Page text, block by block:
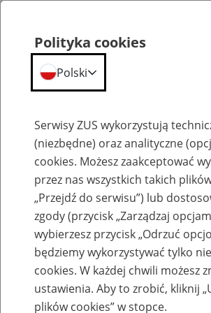
Emerytury
Baza zlikwidowanych
przekształconych
Polityka cookies
Polski
Serwisy ZUS wykorzystują
(niezbędne) oraz analityczne
cookies. Możesz zaakceptować
przez nas wszystkich takich
„Przejdź do serwisu”) lub
zgody (przycisk „Zarządzaj
wybierzesz przycisk „Odrzuć
będziemy wykorzystywać tylko
cookies. W każdej chwili możesz
ustawienia. Aby to zrobić, kliknij
plików cookies” w stopce.